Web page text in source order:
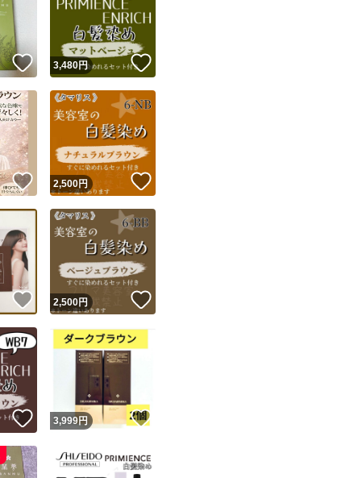
いいね！
3,480円
いいね！
2,500円
いいね！
2,500円
いいね！
3,999円